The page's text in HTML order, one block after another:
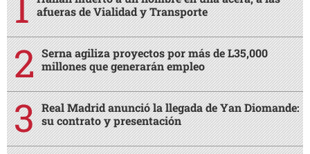
afueras de Vialidad y Transporte
Serna agiliza proyectos por más de L35,000
millones que generarán empleo
Real Madrid anunció la llegada de Yan Diomande:
su contrato y presentación